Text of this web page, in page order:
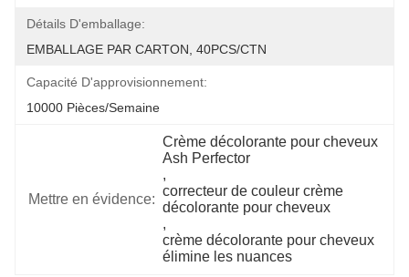
Détails D'emballage:
EMBALLAGE PAR CARTON, 40PCS/CTN
Capacité D'approvisionnement:
10000 Pièces/semaine
Mettre en évidence:
Crème décolorante pour cheveux
Ash Perfector
,
correcteur de couleur crème
décolorante pour cheveux
,
crème décolorante pour cheveux
élimine les nuances